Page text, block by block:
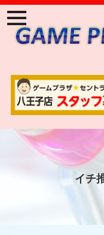
ナ
ビ
ゲ
ー
ン
メ
ニ
ュ
イチ